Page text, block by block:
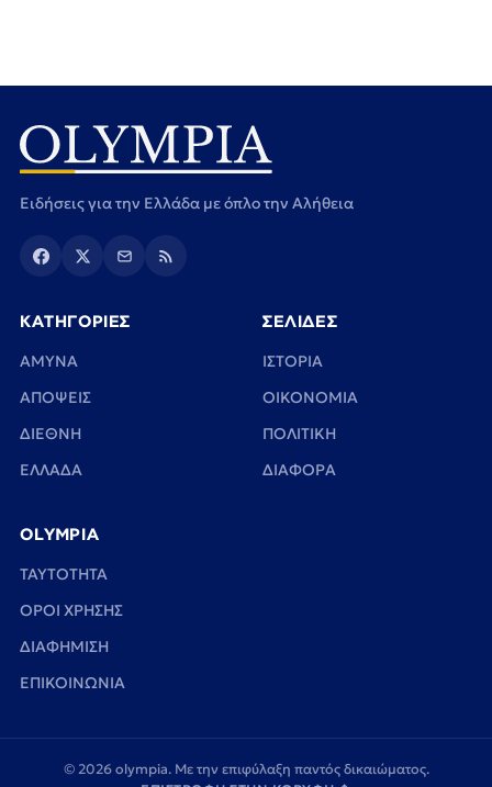
Ειδήσεις για την Ελλάδα με όπλο την Αλήθεια
ΚΑΤΗΓΟΡΙΕΣ
ΑΜΥΝΑ
ΑΠΟΨΕΙΣ
ΔΙΕΘΝΗ
ΕΛΛΑΔΑ
ΣΕΛΙΔΕΣ
ΙΣΤΟΡΙΑ
ΟΙΚΟΝΟΜΙΑ
ΠΟΛΙΤΙΚΗ
ΔΙΑΦΟΡΑ
OLYMPIA
TAYTOTHTA
ΟΡΟΙ ΧΡΗΣΗΣ
ΔΙΑΦΗΜΙΣΗ
ΕΠΙΚΟΙΝΩΝΙΑ
© 2026 olympia. Με την επιφύλαξη παντός δικαιώματος.